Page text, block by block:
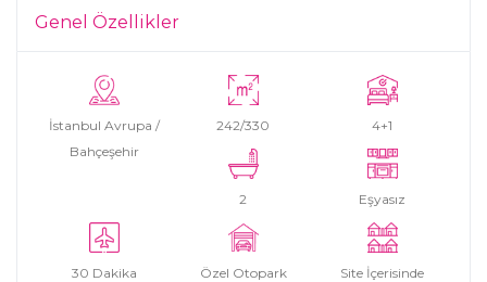
Genel Özellikler
İstanbul Avrupa /
Bahçeşehir
242/330 4+1
2 Eşyasız
30 Dakika Özel Otopark Site İçerisinde